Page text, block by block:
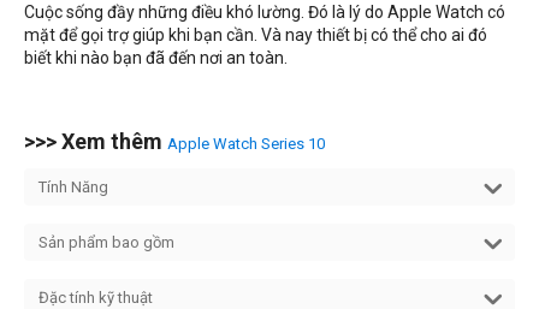
Cuộc sống đầy những điều khó lường. Đó là lý do Apple Watch có
mặt để gọi trợ giúp khi bạn cần. Và nay thiết bị có thể cho ai đó
biết khi nào bạn đã đến nơi an toàn.
>>> Xem thêm Apple Watch Series 10
Tính Năng
Sản phẩm bao gồm
Đặc tính kỹ thuật